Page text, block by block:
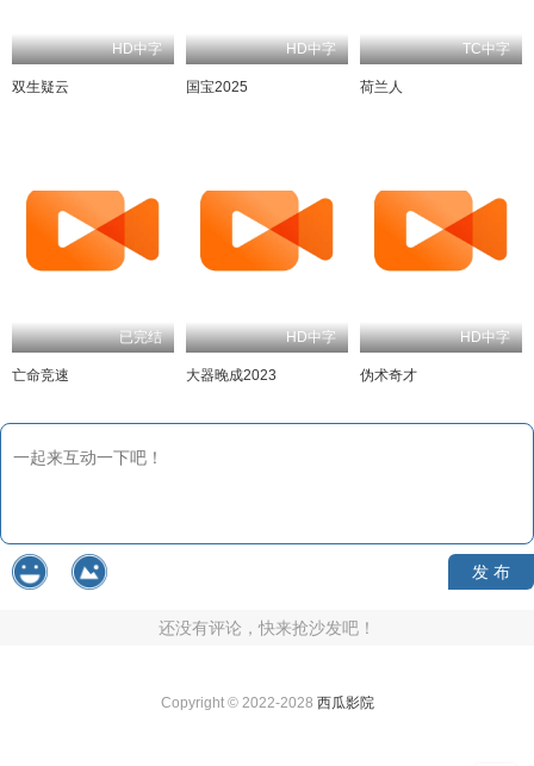
HD中字
双生疑云
HD中字
国宝2025
TC中字
荷兰人
已完结
亡命竞速
HD中字
大器晚成2023
HD中字
伪术奇才
发 布
还没有评论，快来抢沙发吧！
Copyright © 2022-2028 西瓜影院